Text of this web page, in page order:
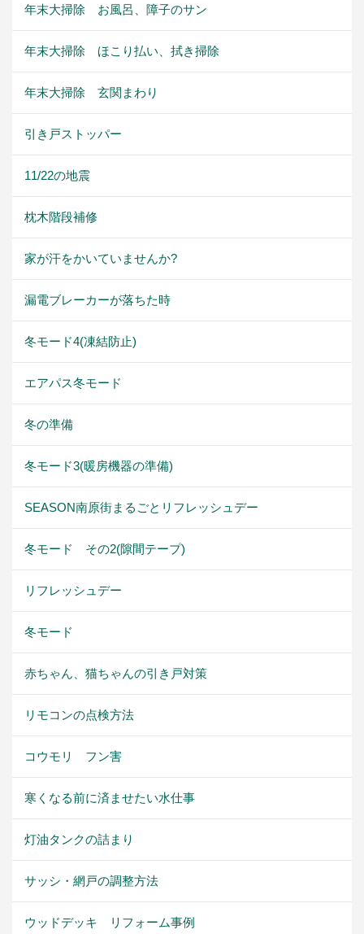
年末大掃除 お風呂、障子のサン
年末大掃除 ほこり払い、拭き掃除
年末大掃除 玄関まわり
引き戸ストッパー
11/22の地震
枕木階段補修
家が汗をかいていませんか?
漏電ブレーカーが落ちた時
冬モード4(凍結防止)
エアパス冬モード
冬の準備
冬モード3(暖房機器の準備)
SEASON南原街まるごとリフレッシュデー
冬モード その2(隙間テープ)
リフレッシュデー
冬モード
赤ちゃん、猫ちゃんの引き戸対策
リモコンの点検方法
コウモリ フン害
寒くなる前に済ませたい水仕事
灯油タンクの詰まり
サッシ・網戸の調整方法
ウッドデッキ リフォーム事例